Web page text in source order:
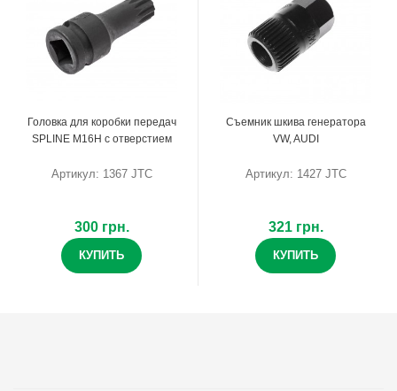
Головка для коробки передач
SPLINE M16H с отверстием
Артикул: 1367 JTC
300 грн.
КУПИТЬ
Съемник шкива генератора
VW, AUDI
Артикул: 1427 JTC
321 грн.
КУПИТЬ